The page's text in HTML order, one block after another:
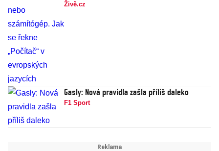
Živě.cz
Gasly: Nová pravidla zašla příliš daleko
F1 Sport